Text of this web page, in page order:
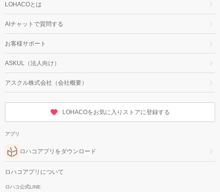
LOHACOとは
AIチャットで質問する
お客様サポート
ASKUL（法人向け）
アスクル株式会社（会社概要）
LOHACOをお気に入りストアに登録する
アプリ
ロハコアプリをダウンロード
ロハコアプリについて
ロハコ公式LINE